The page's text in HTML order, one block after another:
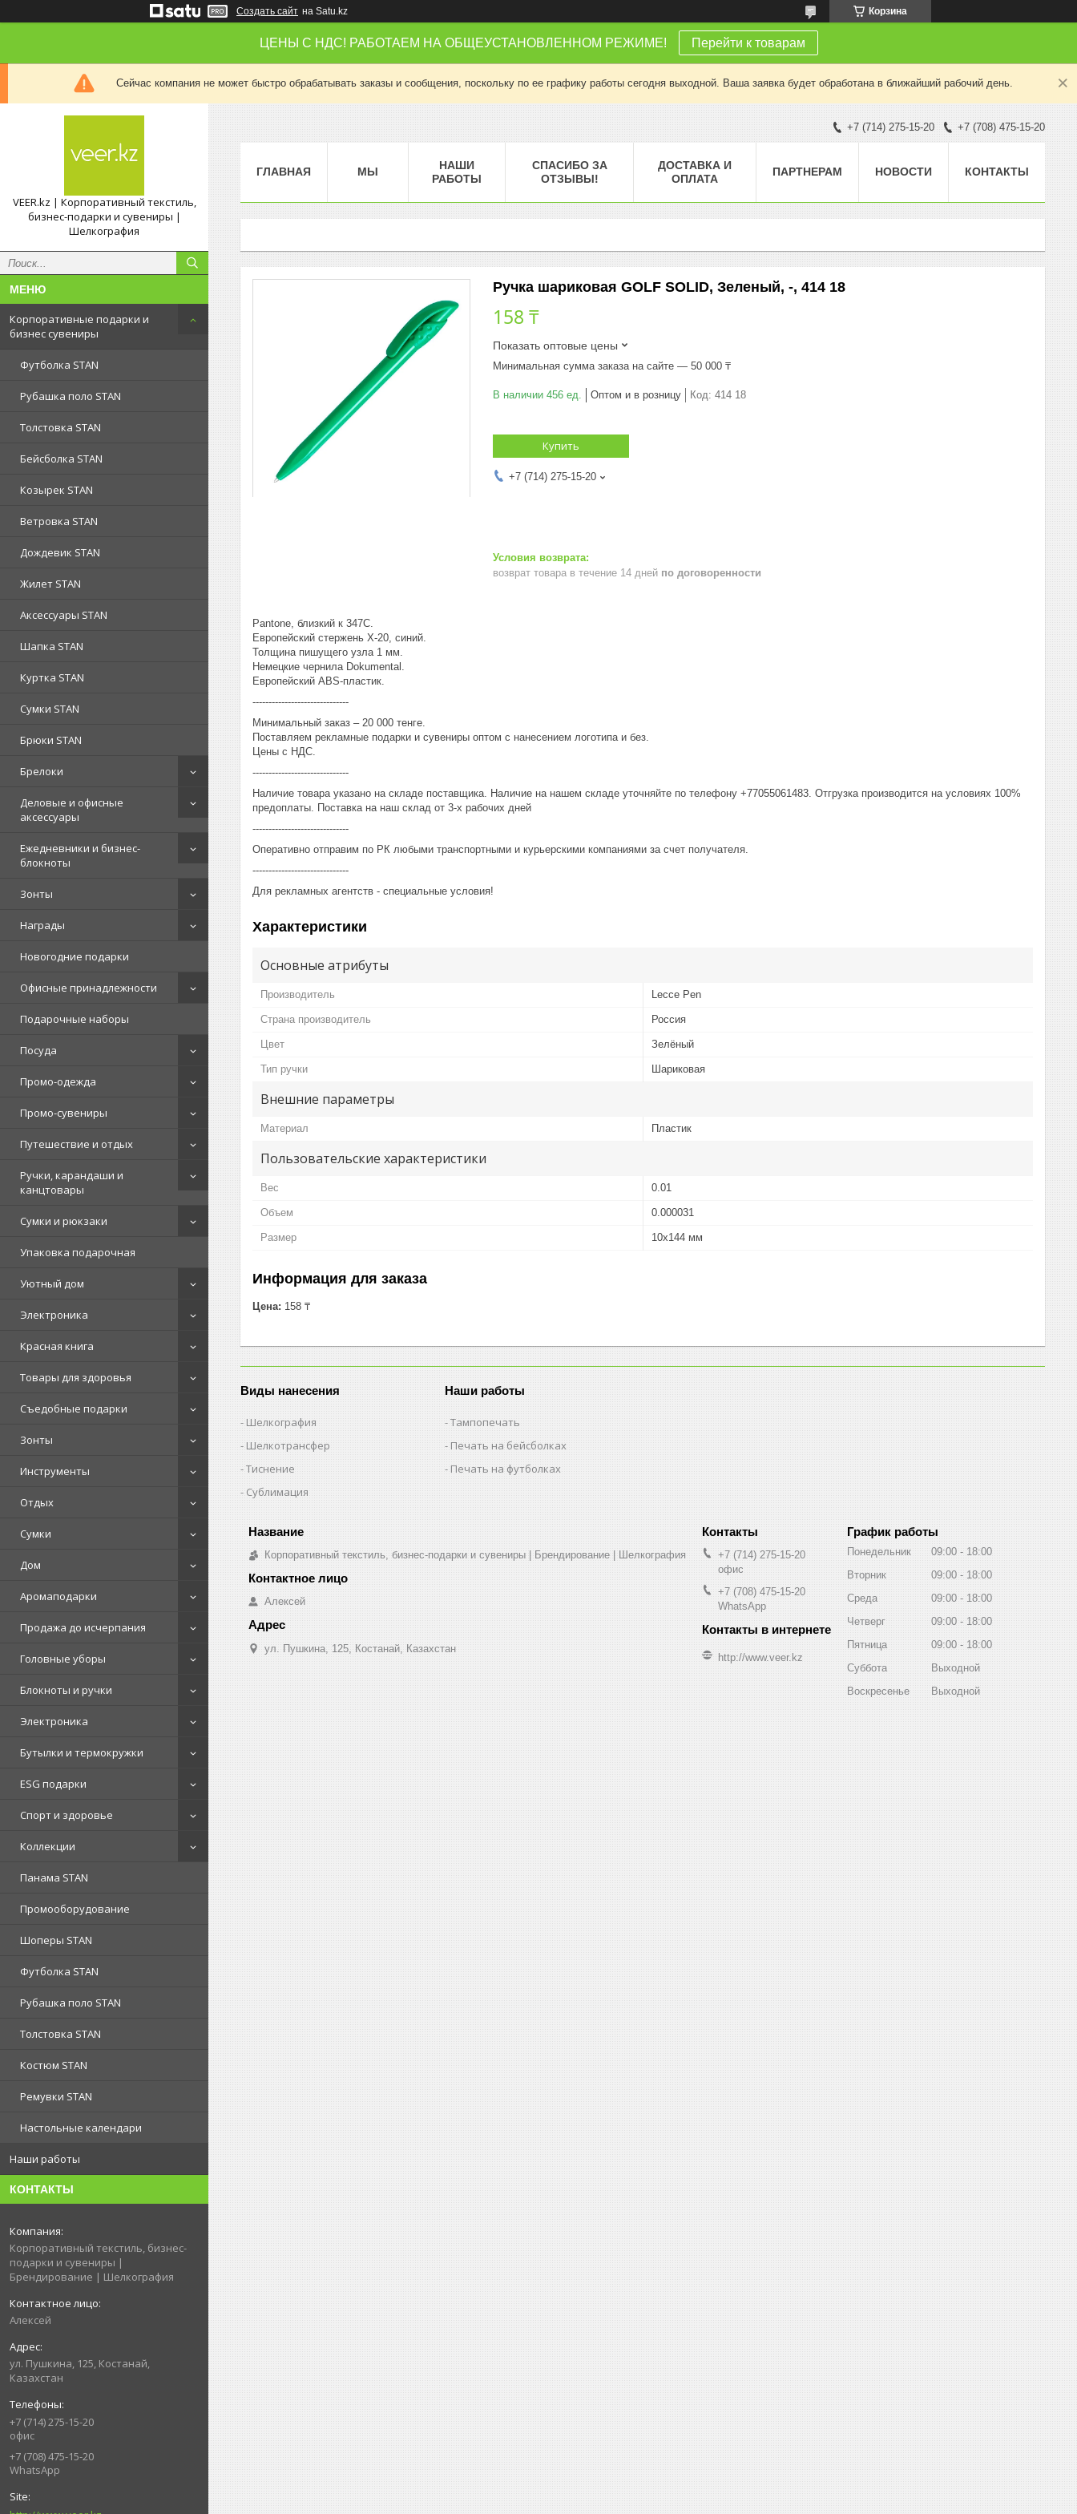
Создать сайт на Satu.kz Корзина
ЦЕНЫ С НДС! РАБОТАЕМ НА ОБЩЕУСТАНОВЛЕННОМ РЕЖИМЕ! Перейти к товарам
Сейчас компания не может быстро обрабатывать заказы и сообщения, поскольку по ее графику работы сегодня выходной. Ваша заявка будет обработана в ближайший рабочий день.
VEER.kz | Корпоративный текстиль,
бизнес-подарки и сувениры |
Шелкография
Корпоративные подарки и
бизнес сувениры
Футболка STAN
Рубашка поло STAN
Толстовка STAN
Бейсболка STAN
Козырек STAN
Ветровка STAN
Дождевик STAN
Жилет STAN
Аксессуары STAN
Шапка STAN
Куртка STAN
Сумки STAN
Брюки STAN
Брелоки
Деловые и офисные
аксессуары
Ежедневники и бизнес-
блокноты
Зонты
Награды
Новогодние подарки
Офисные принадлежности
Подарочные наборы
Посуда
Промо-одежда
Промо-сувениры
Путешествие и отдых
Ручки, карандаши и
канцтовары
Сумки и рюкзаки
Упаковка подарочная
Уютный дом
Электроника
Красная книга
Товары для здоровья
Съедобные подарки
Зонты
Инструменты
Отдых
Сумки
Дом
Аромаподарки
Продажа до исчерпания
Головные уборы
Блокноты и ручки
Электроника
Бутылки и термокружки
ESG подарки
Спорт и здоровье
Коллекции
Панама STAN
Промооборудование
Шоперы STAN
Футболка STAN
Рубашка поло STAN
Толстовка STAN
Костюм STAN
Ремувки STAN
Настольные календари
Наши работы
КОНТАКТЫ
Корпоративный текстиль, бизнес-
подарки и сувениры |
Брендирование | Шелкография
Алексей
ул. Пушкина, 125, Костанай,
Казахстан
+7 (714) 275-15-20
офис
+7 (708) 475-15-20
WhatsApp
+7 (714) 275-15-20 +7 (708) 475-15-20
ГЛАВНАЯ МЫ
НАШИ
РАБОТЫ
СПАСИБО ЗА
ОТЗЫВЫ!
ДОСТАВКА И
ОПЛАТА
ПАРТНЕРАМ НОВОСТИ КОНТАКТЫ
Ручка шариковая GOLF SOLID, Зеленый, -, 414 18
158 ₸
Показать оптовые цены
Минимальная сумма заказа на сайте — 50 000 ₸
В наличии 456 ед. Оптом и в розницу Код: 414 18
Купить
+7 (714) 275-15-20
возврат товара в течение 14 дней по договоренности
Pantone, близкий к 347C.
Европейский стержень X-20, синий.
Толщина пишущего узла 1 мм.
Немецкие чернила Dokumental.
Европейский ABS-пластик.
------------------------------
Минимальный заказ – 20 000 тенге.
Поставляем рекламные подарки и сувениры оптом с нанесением логотипа и без.
Цены с НДС.
------------------------------
Наличие товара указано на складе поставщика. Наличие на нашем складе уточняйте по телефону +77055061483. Отгрузка производится на условиях 100%
предоплаты. Поставка на наш склад от 3-x рабочих дней
------------------------------
Оперативно отправим по РК любыми транспортными и курьерскими компаниями за счет получателя.
------------------------------
Для рекламных агентств - специальные условия!
Характеристики
Основные атрибуты
Производитель Lecce Pen
Страна производитель Россия
Цвет Зелёный
Тип ручки Шариковая
Внешние параметры
Материал Пластик
Пользовательские характеристики
Вес 0.01
Объем 0.000031
Размер 10х144 мм
Информация для заказа
Цена: 158 ₸
Виды нанесения
Шелкография
Шелкотрансфер
Тиснение
Сублимация
Наши работы
Тампопечать
Печать на бейсболках
Печать на футболках
Корпоративный текстиль, бизнес-подарки и сувениры | Брендирование | Шелкография
Алексей
ул. Пушкина, 125, Костанай, Казахстан
+7 (714) 275-15-20
офис
+7 (708) 475-15-20
WhatsApp
http://www.veer.kz
График работы
Понедельник 09:00
18:00
Вторник
09:00
18:00
Среда
09:00
18:00
Четверг
09:00
18:00
Пятница
09:00
18:00
Суббота
Выходной
Воскресенье
Выходной